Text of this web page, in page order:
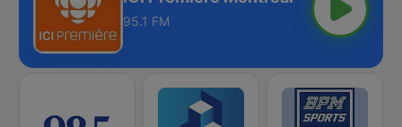
95.1 FM